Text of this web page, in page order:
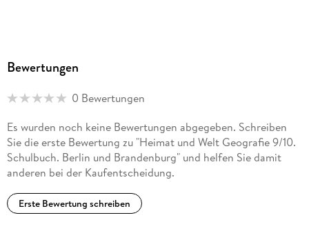
Bewertungen
0 Bewertungen
Es wurden noch keine Bewertungen abgegeben. Schreiben
Sie die erste Bewertung zu "Heimat und Welt Geografie 9/10.
Schulbuch. Berlin und Brandenburg" und helfen Sie damit
anderen bei der Kaufentscheidung.
Erste Bewertung schreiben